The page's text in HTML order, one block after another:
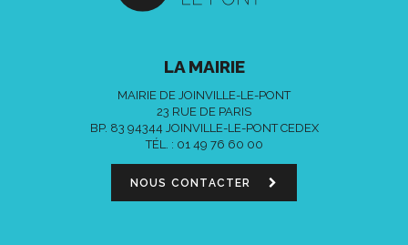
LA MAIRIE
MAIRIE DE JOINVILLE-LE-PONT
23 RUE DE PARIS
BP. 83 94344 JOINVILLE-LE-PONT CEDEX
TÉL. : 01 49 76 60 00
NOUS CONTACTER